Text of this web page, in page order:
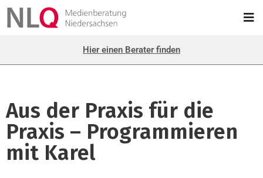
Hier einen Berater finden
Aus der Praxis für die
Praxis – Programmieren
mit Karel